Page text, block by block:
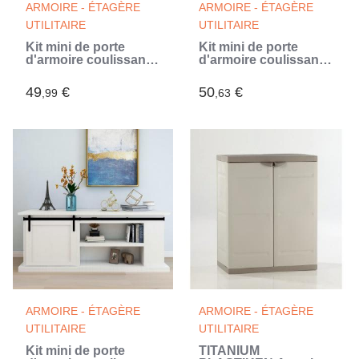
ARMOIRE - ÉTAGÈRE
UTILITAIRE
Kit mini de porte
d'armoire coulissante
cm (Noir)
49,99 €
ARMOIRE - ÉTAGÈRE
UTILITAIRE
Kit mini de porte
d'armoire coulissante
cm (Noir)
50,63 €
ARMOIRE - ÉTAGÈRE
UTILITAIRE
Kit mini de porte
ARMOIRE - ÉTAGÈRE
UTILITAIRE
TITANIUM